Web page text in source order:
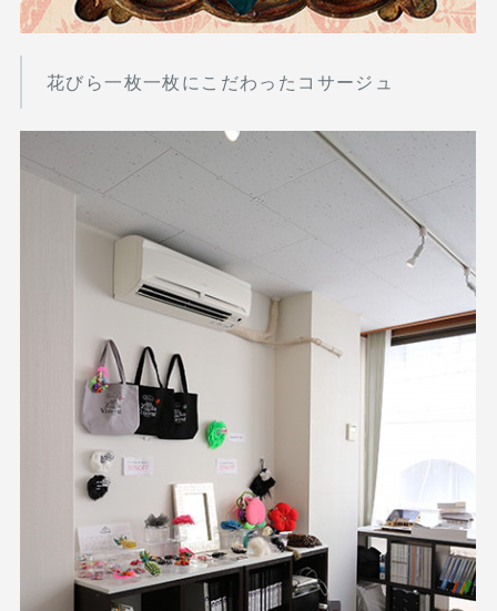
花びら一枚一枚にこだわったコサージュ